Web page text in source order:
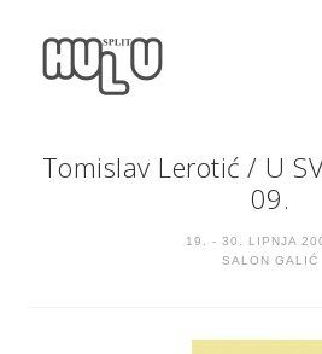
Tomislav Lerotić / U
09.
19. - 30. LIPNJA
SALON GALIĆ